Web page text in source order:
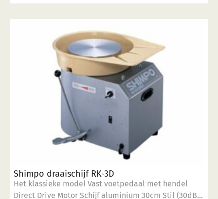
Shimpo draaischijf RK-3D
Het klassieke model Vast voetpedaal met hendel
Direct Drive Motor Schijf aluminium 30cm Stil (30dB)